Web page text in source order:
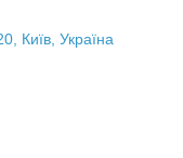
Київ, Україна